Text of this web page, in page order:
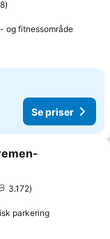
og fitnessområdeSe
Se priser
3.172
parkeringSe priser